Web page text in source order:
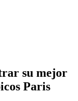
su mejor
Paris